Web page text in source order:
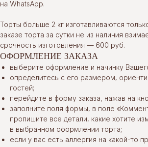
на WhatsApp.
Торты больше 2 кг изготавливаются
заказе торта за сутки не из наличия
срочность изготовления — 600 руб.
ОФОРМЛЕНИЕ ЗАКАЗА
выберите оформление и начинку
определитесь с его размером,
гостей;
перейдите в форму заказа, нажав на
заполните поля формы, в поле
пропишите все детали, какие хотите
в выбранном оформлении торта;
если у вас есть аллергия на какой-то